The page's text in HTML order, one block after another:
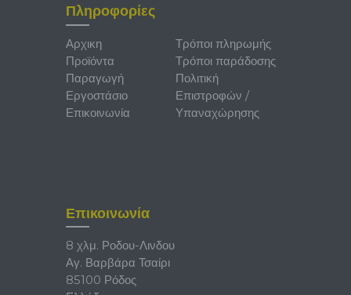
Πληροφορίες
Αρχικη
Προϊόντα
Παραγωγή
Εργοστάσιο
Επικοινωνία
Τρόποι πληρωμής
Τρόποι παράδοσης
Πολιτική
Επιστροφών /
Υπαναχώρησης
Επικοινωνία
8 χλμ. Ροδου-Λινδου
Αγ. Βαρβάρα Τσαίρι
85100 Ρόδος